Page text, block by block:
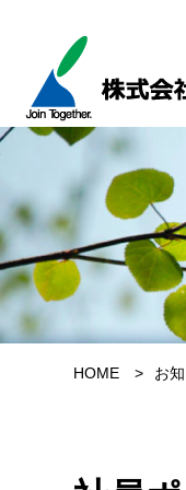
HOME お